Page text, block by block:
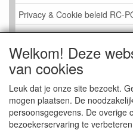
Privacy & Cookie beleid RC-
LINK PAGINA
Gastenboek RC-POINT
Kijkje in de Winkel
Welkom! Deze
van cookies
Leuk dat je onze site bezoekt.
mogen plaatsen. De
persoonsgegevens. De overige
bezoekerservaring te